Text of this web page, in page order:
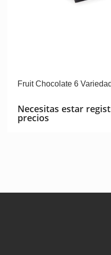
Fruit Chocolate 6
Necesitas estar
precios